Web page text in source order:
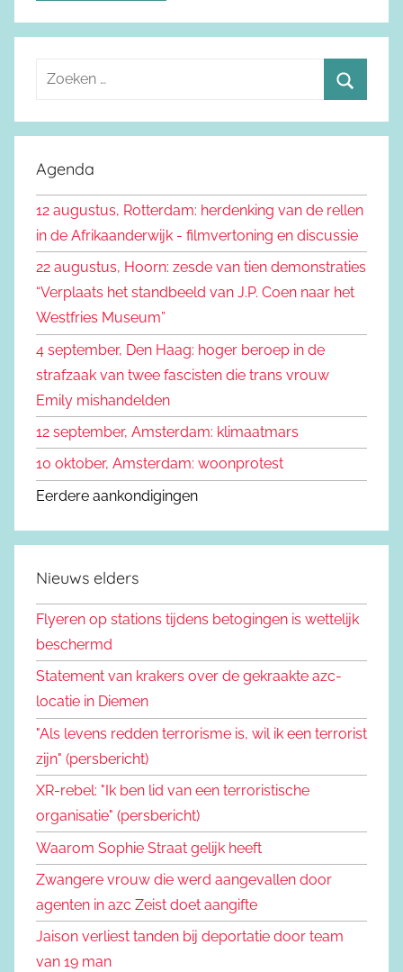
e
e
n
a
:
o
e
n
Agenda
12 augustus, Rotterdam: herdenking van de rellen
in de Afrikaanderwijk - filmvertoning en discussie
22 augustus, Hoorn: zesde van tien demonstraties
“Verplaats het standbeeld van J.P. Coen naar het
Westfries Museum”
4 september, Den Haag: hoger beroep in de
strafzaak van twee fascisten die trans vrouw
Emily mishandelden
12 september, Amsterdam: klimaatmars
10 oktober, Amsterdam: woonprotest
Eerdere aankondigingen
Nieuws elders
Flyeren op stations tijdens betogingen is wettelijk
beschermd
Statement van krakers over de gekraakte azc-
locatie in Diemen
"Als levens redden terrorisme is, wil ik een terrorist
zijn" (persbericht)
XR-rebel: "Ik ben lid van een terroristische
organisatie" (persbericht)
Waarom Sophie Straat gelijk heeft
Zwangere vrouw die werd aangevallen door
agenten in azc Zeist doet aangifte
Jaison verliest tanden bij deportatie door team
van 19 man